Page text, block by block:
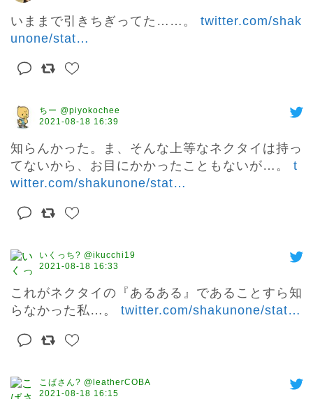
いままで引きちぎってた……。 twitter.com/shak
unone/stat…
ちー @piyokochee
2021-08-18 16:39
知らんかった。ま、そんな上等なネクタイは持っ
てないから、お目にかかったこともないが…。 t
witter.com/shakunone/stat…
いくっち? @ikucchi19
2021-08-18 16:33
これがネクタイの『あるある』であることすら知
らなかった私…。 twitter.com/shakunone/stat…
こばさん? @leatherCOBA
2021-08-18 16:15